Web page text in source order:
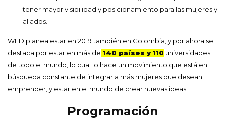
tener mayor visibilidad y posicionamiento para las mujeres y
aliados.
WED planea estar en 2019 también en Colombia, y por ahora se
destaca por estar en más de 140 países y 110 universidades
de todo el mundo, lo cual lo hace un movimiento que está en
búsqueda constante de integrar a más mujeres que desean
emprender, y estar en el mundo de crear nuevas ideas.
Programación